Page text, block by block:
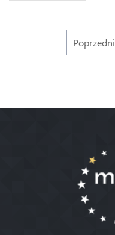
Poprzedni